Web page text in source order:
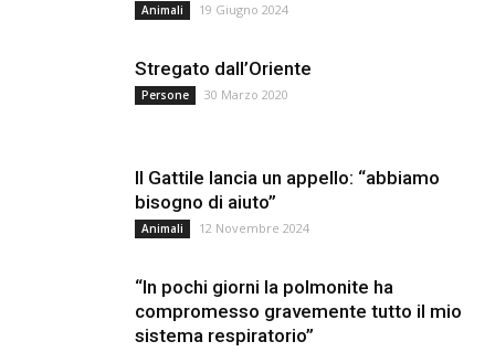
Animali 19 Giugno 2024
Stregato dall’Oriente
Persone 30 Marzo 2020
Il Gattile lancia un appello: “abbiamo
bisogno di aiuto”
Animali 12 Novembre 2024
“In pochi giorni la polmonite ha
compromesso gravemente tutto il mio
sistema respiratorio”